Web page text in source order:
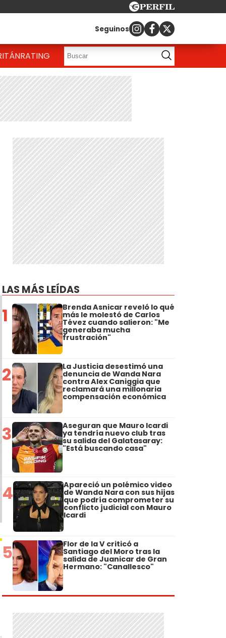
Seguinos
RATING
LAS MÁS LEÍDAS
1 Brenda Asnicar reveló lo qué
más le molestó de Carlos
Tévez cuando salieron: "Me
generaba mucha
frustración"
2 La Justicia desestimó una
denuncia de Wanda Nara
contra Alex Caniggia que
reclamará una millonaria
compensación económica
3 Aseguran que Mauro Icardi
ya tendría nuevo club tras
su salida del Galatasaray:
"Está buscando casa"
4 Apareció un polémico video
de Wanda Nara con sus hijas
que podría comprometer su
conflicto judicial con Mauro
Icardi
5 Flor de la V criticó a
Santiago del Moro tras la
salida de Juanicar de Gran
Hermano: "Canallesco"